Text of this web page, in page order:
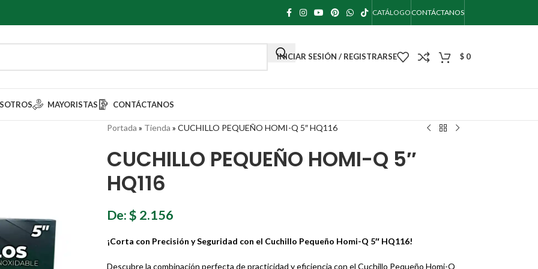
CATÁLOGO CONTÁCTANOS
INICIAR SESIÓN / REGISTRARSE $ 0
MAYORISTAS CONTÁCTANOS
Portada » Tienda » CUCHILLO PEQUEÑO HOMI-Q 5″ HQ116
CUCHILLO PEQUEÑO HOMI-Q 5″
HQ116
De:$ 2.156
¡Corta con Precisión y Seguridad con el Cuchillo Pequeño Homi-Q 5″ HQ116!
Descubre la combinación perfecta de practicidad y eficiencia con el Cuchillo Pequeño Homi-Q